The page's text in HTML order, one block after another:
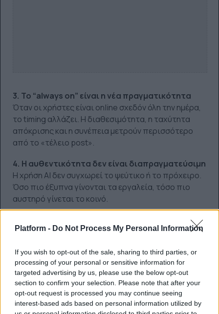
Platform - Do Not Process My Personal Information
If you wish to opt-out of the sale, sharing to third parties, or
processing of your personal or sensitive information for
targeted advertising by us, please use the below opt-out
section to confirm your selection. Please note that after your
opt-out request is processed you may continue seeing
interest-based ads based on personal information utilized by
3. Το “always on” είναι η νέα πραγματικότητα
Όταν οι χρήστες είναι online σχεδόν όλη την ημέρα,
το timing αλλάζει. Η διαθεσιμότητα, η ταχύτητα
απόκρισης και η συνέπεια μετρούν περισσότερο
από το «τέλειο post».
4. Η αυθεντικότητα δεν είναι διαπραγματεύσιμη
Η χρήση AI δεν συγχωρεί το ψεύτικο ή το πρόχειρο.
Όσο πιο έξυπνα γίνονται τα εργαλεία, τόσο πιο
αυστηρό γίνεται το κοινό.
Η Gen Z δεν «δοκιμάζει» την τεχνητή νοημοσύνη. Τη
θεωρεί δεδομένη. Για τα brands, αυτό δεν σημαίνει
οφείλουν να κατανοήσουν βαθύτερα πώς αλλάζει η
ψηφιακή συμπεριφορά των νέων.
Το μέλλον του marketing δεν είναι απλώς social.
Είναι
AI-native, πολυκαναλικό και απολύτως
προσαρμοσμένο στον χρήστη.